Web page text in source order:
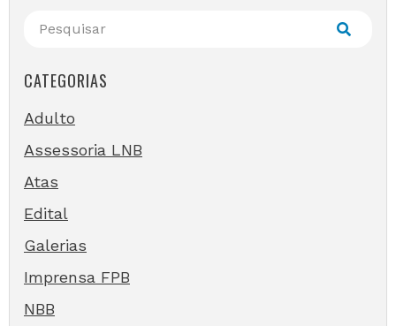
CATEGORIAS
Adulto
Assessoria LNB
Atas
Edital
Galerias
Imprensa FPB
NBB